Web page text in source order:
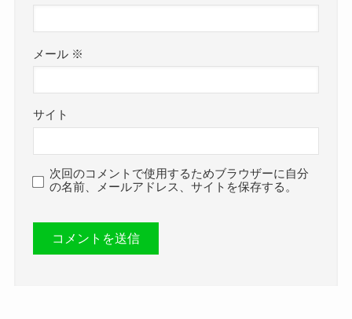
メール ※
サイト
次回のコメントで使用するためブラウザーに自分
の名前、メールアドレス、サイトを保存する。